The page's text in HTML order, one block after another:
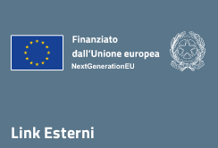
Link Esterni